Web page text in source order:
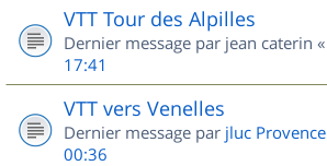
VTT Tour des Alpilles
Dernier message par jean caterin «
17:41
VTT vers Venelles
Dernier message par jluc Provence
00:36